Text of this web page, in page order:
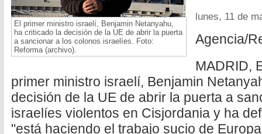
El primer ministro israelí, Benjamin Netanyahu,
ha criticado la decisión de la UE de abrir la puerta
a sancionar a los colonos israelíes. Foto:
Reforma (archivo).
lunes, 11 de
Agencia/
MADRID,
primer ministro israelí, Benjamin
decisión de la UE de abrir la puerta a
israelíes violentos en Cisjordania y ha
"está haciendo el trabajo sucio de